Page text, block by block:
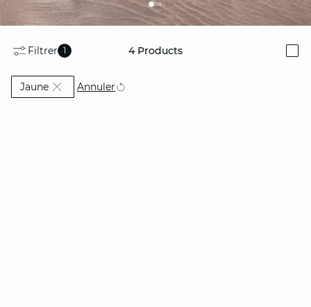
Filtrer 1 4 Products
JauneCurrently Refined by Couleur: Jaune
Annuler